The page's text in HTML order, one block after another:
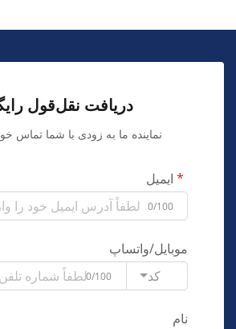
دریافت نقل‌قول
نماینده ما به زودی با شما تماس
ایمیل
0/100
موبایل/واتساپ
کد
0/100
نام